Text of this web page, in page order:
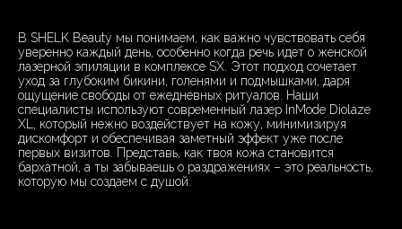
В SHELK Beauty мы понимаем, как важно чувствовать себя
уверенно каждый день, особенно когда речь идет о женской
лазерной эпиляции в комплексе SX. Этот подход сочетает
уход за глубоким бикини, голенями и подмышками, даря
ощущение свободы от ежедневных ритуалов. Наши
специалисты используют современный лазер InMode Diolaze
XL, который нежно воздействует на кожу, минимизируя
дискомфорт и обеспечивая заметный эффект уже после
первых визитов. Представь, как твоя кожа становится
бархатной, а ты забываешь о раздражениях – это реальность,
которую мы создаем с душой.